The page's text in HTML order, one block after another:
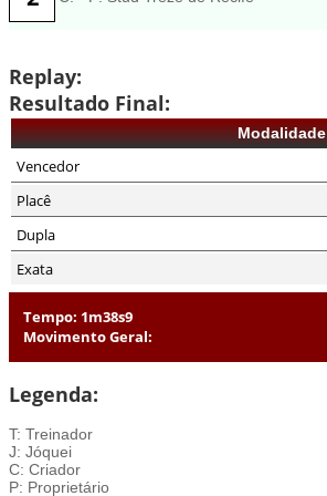
Replay:
Resultado Final:
Modalidade
Vencedor
Placê
Dupla
Exata
Tempo: 1m38s9
Movimento Geral:
Legenda:
T: Treinador
J: Jóquei
C: Criador
P: Proprietário